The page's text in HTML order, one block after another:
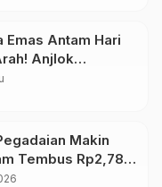
Emas Antam Hari
Anjlok
Makin
Tembus Rp2,787